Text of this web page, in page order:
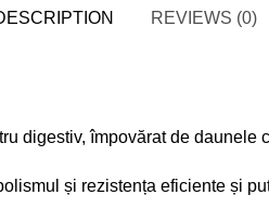
REVIEWS (0)
digestiv, împovărat de daunele
și rezistența eficiente și